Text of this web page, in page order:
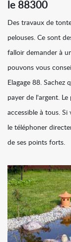
le 88300
Des travaux de
pelouses. Ce sont
falloir demander à
pouvons vous
Elagage 88. Sachez
payer de l'argent.
accessible à tous.
le téléphoner
de ses points forts.